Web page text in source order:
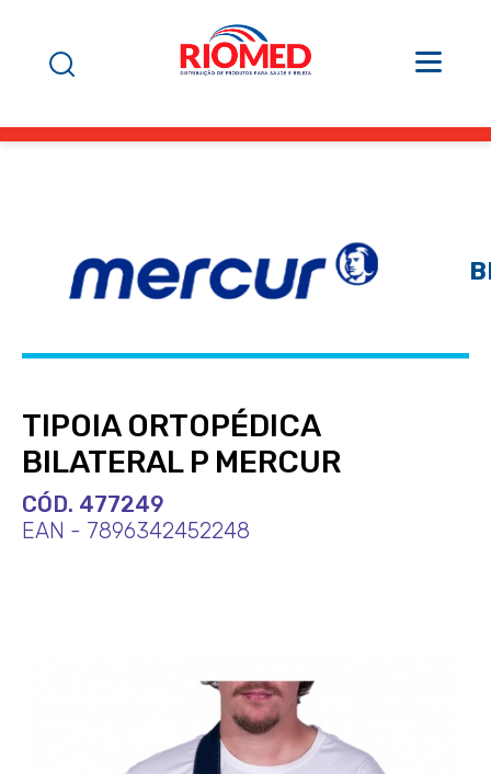
TIPOIA ORTOPÉDICA
BILATERAL P MERCUR
CÓD. 477249
EAN - 7896342452248